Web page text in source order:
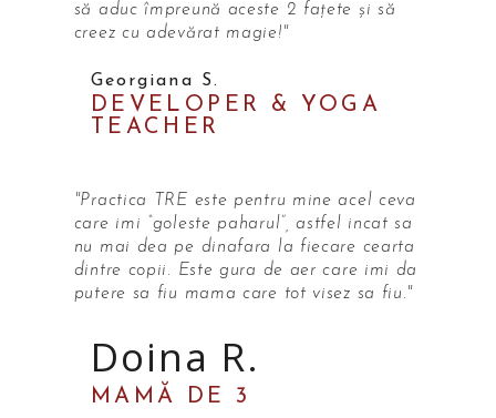
să aduc împreună aceste 2 fațete și să
creez cu adevărat magie!"
Georgiana S.
DEVELOPER & YOGA
TEACHER
"Practica TRE este pentru mine acel ceva
care imi “goleste paharul”, astfel incat sa
nu mai dea pe dinafara la fiecare cearta
dintre copii. Este gura de aer care imi da
putere sa fiu mama care tot visez sa fiu."
Doina R.
MAMĂ DE 3